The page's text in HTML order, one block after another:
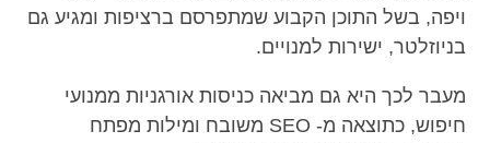
ויפה, בשל התוכן הקבוע שמתפרסם ברציפות ומגיע גם
בניוזלטר, ישירות למנויים.
מעבר לכך היא גם מביאה כניסות אורגניות ממנועי
חיפוש, כתוצאה מ- SEO משובח ומילות מפתח